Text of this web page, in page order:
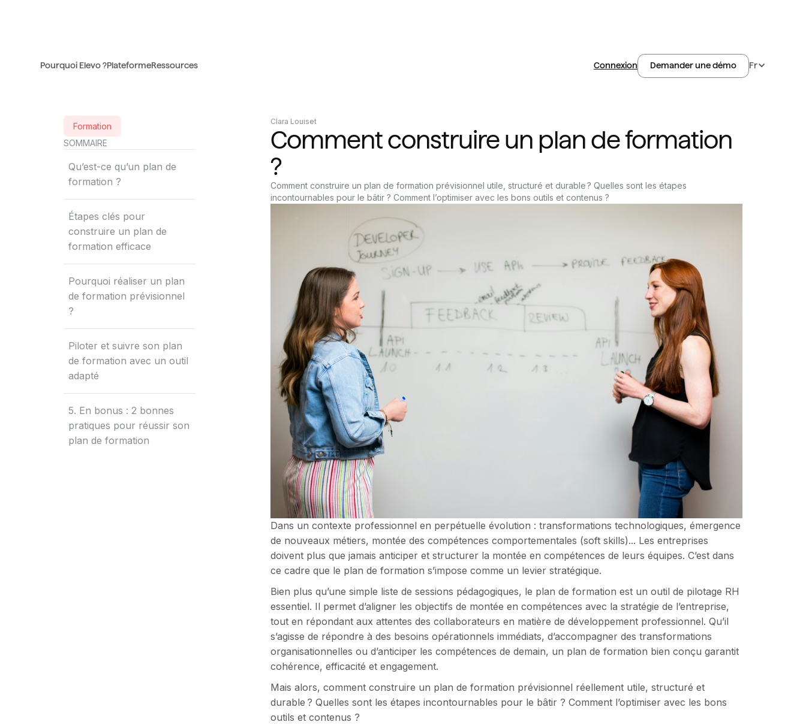
Pourquoi Elevo ?PlateformeRessources Connexion Demander une démo Fr
Formation
SOMMAIRE
Qu’est-ce qu’un plan de
formation ?
Étapes clés pour
construire un plan de
formation efficace
Pourquoi réaliser un plan
de formation prévisionnel
?
Piloter et suivre son plan
de formation avec un outil
adapté
5. En bonus : 2 bonnes
pratiques pour réussir son
plan de formation
Clara Louiset
Comment construire un plan de formation
?
Comment construire un plan de formation prévisionnel utile, structuré et durable ? Quelles sont les étapes
incontournables pour le bâtir ? Comment l’optimiser avec les bons outils et contenus ?
Dans un contexte professionnel en perpétuelle évolution : transformations technologiques, émergence
de nouveaux métiers, montée des compétences comportementales (soft skills)... Les entreprises
doivent plus que jamais anticiper et structurer la montée en compétences de leurs équipes. C’est dans
ce cadre que le plan de formation s’impose comme un levier stratégique.
Bien plus qu’une simple liste de sessions pédagogiques, le plan de formation est un outil de pilotage RH
essentiel. Il permet d’aligner les objectifs de montée en compétences avec la stratégie de l’entreprise,
tout en répondant aux attentes des collaborateurs en matière de développement professionnel. Qu’il
s’agisse de répondre à des besoins opérationnels immédiats, d’accompagner des transformations
organisationnelles ou d’anticiper les compétences de demain, un plan de formation bien conçu garantit
cohérence, efficacité et engagement.
Mais alors, comment construire un plan de formation prévisionnel réellement utile, structuré et
durable ? Quelles sont les étapes incontournables pour le bâtir ? Comment l’optimiser avec les bons
outils et contenus ?